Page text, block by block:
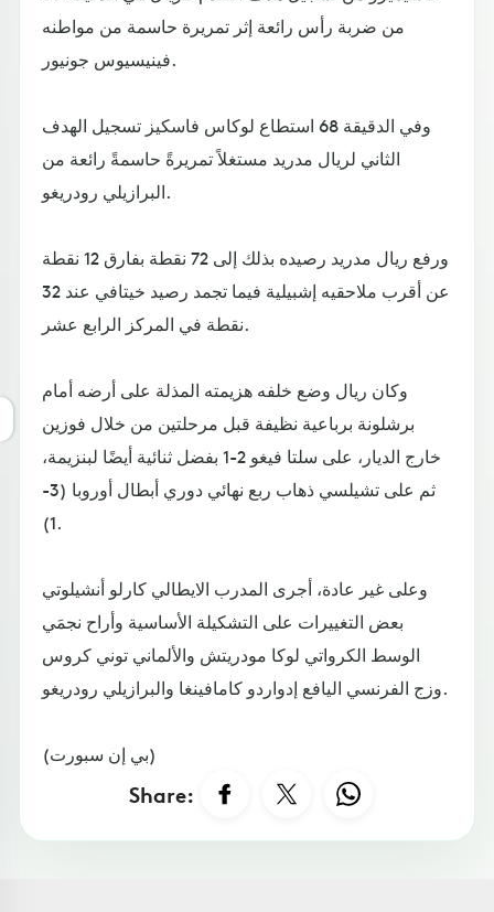
من ضربة رأس رائعة إثر تمريرة حاسمة من مواطنه
فينيسيوس جونيور.
وفي الدقيقة 68 استطاع لوكاس فاسكيز تسجيل الهدف
الثاني لريال مدريد مستغلاً تمريرةً حاسمةً رائعة من
البرازيلي رودريغو.
ورفع ريال مدريد رصيده بذلك إلى 72 نقطة بفارق 12 نقطة
عن أقرب ملاحقيه إشبيلية فيما تجمد رصيد خيتافي عند 32
نقطة في المركز الرابع عشر.
وكان ريال وضع خلفه هزيمته المذلة على أرضه أمام
برشلونة برباعية نظيفة قبل مرحلتين من خلال فوزين
خارج الديار، على سلتا فيغو 2-1 بفضل ثنائية أيضًا لبنزيمة،
ثم على تشيلسي ذهاب ربع نهائي دوري أبطال أوروبا (3-
1).
وعلى غير عادة، أجرى المدرب الايطالي كارلو أنشيلوتي
بعض التغييرات على التشكيلة الأساسية وأراح نجمَي
الوسط الكرواتي لوكا مودريتش والألماني توني كروس
وزج الفرنسي اليافع إدواردو كامافينغا والبرازيلي رودريغو.
(بي إن سبورت)
Share: